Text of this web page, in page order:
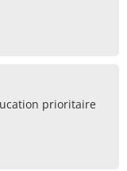
prioritaire